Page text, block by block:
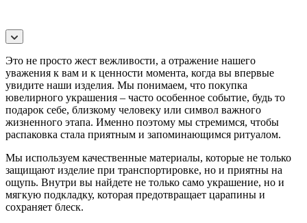
Это не просто жест вежливости, а отражение нашего
уважения к вам и к ценности момента, когда вы впервые
увидите наши изделия. Мы понимаем, что покупка
ювелирного украшения – часто особенное событие, будь то
подарок себе, близкому человеку или символ важного
жизненного этапа. Именно поэтому мы стремимся, чтобы
распаковка стала приятным и запоминающимся ритуалом.
Мы используем качественные материалы, которые не только
защищают изделие при транспортировке, но и приятны на
ощупь. Внутри вы найдете не только само украшение, но и
мягкую подкладку, которая предотвращает царапины и
сохраняет блеск.